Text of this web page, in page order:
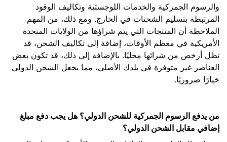
والرسوم الجمركية والخدمات اللوجستية وتكاليف الوقود
المرتبطة بتسليم الشحنات في الخارج. ومع ذلك، من المهم
الملاحظة أن المنتجات التي يتم شراؤها من الولايات المتحدة
الأمريكية في معظم الأوقات، إضافة إلى تكاليف الشحن، قد
تظل أرخص من شرائها محليًا. بالإضافة إلى ذلك، قد تكون بعض
العناصر غير متوفرة في بلدك الأصلي، مما يجعل الشحن الدولي
خيارًا ضروريًا.
من يدفع الرسوم الجمركية للشحن الدولي؟ هل يجب دفع مبلغ
إضافي مقابل الشحن الدولي؟